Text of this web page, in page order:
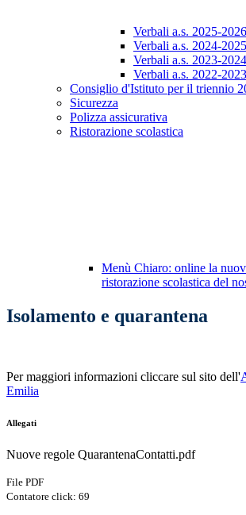
Verbali a.s. 2025-2026
Verbali a.s. 2024-2025
Verbali a.s. 2023-2024
Verbali a.s. 2022-2023
Consiglio d'Istituto per il triennio
Sicurezza
Polizza assicurativa
Ristorazione scolastica
Menù Chiaro: online la
ristorazione scolastica del
Isolamento e quarantena
Per maggiori informazioni cliccare sul sito dell'
Emilia
Allegati
Nuove regole QuarantenaContatti.pdf
File PDF
Contatore click: 69